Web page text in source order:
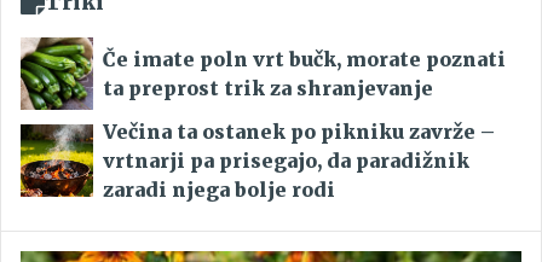
Če imate poln vrt bučk, morate poznati
ta preprost trik za shranjevanje
Večina ta ostanek po pikniku zavrže –
vrtnarji pa prisegajo, da paradižnik
zaradi njega bolje rodi